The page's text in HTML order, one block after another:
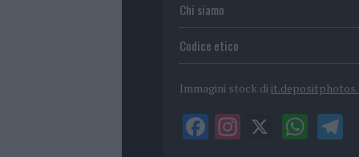
Chi siamo
Codice etico
Immagini stock di